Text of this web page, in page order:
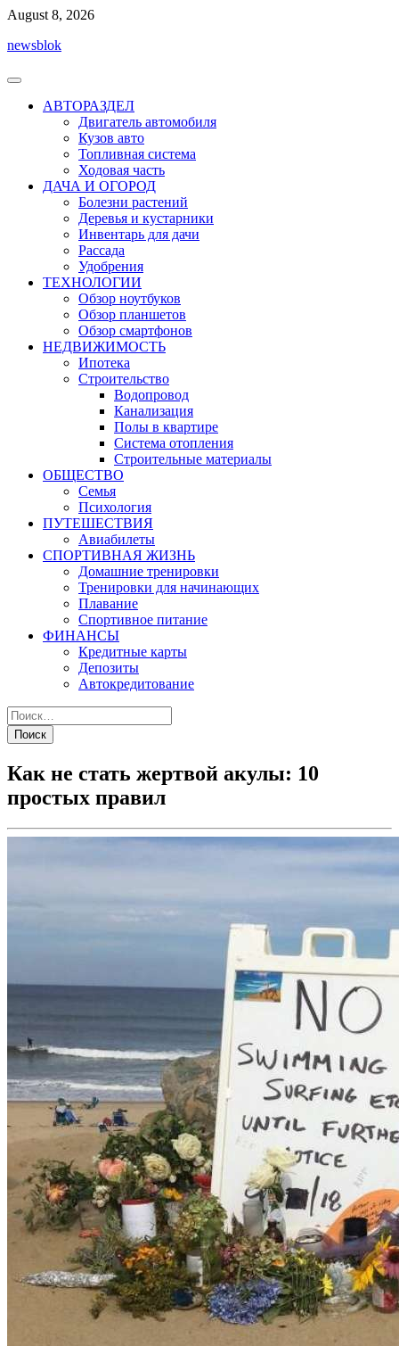
Перейти
содержимому
August 8, 2026
newsblok
АВТОРАЗДЕЛ
Двигатель автомобиля
Кузов авто
Топливная система
Ходовая часть
ДАЧА И ОГОРОД
Болезни растений
Деревья и кустарники
Инвентарь для дачи
Рассада
Удобрения
ТЕХНОЛОГИИ
Обзор ноутбуков
Обзор планшетов
Обзор смартфонов
НЕДВИЖИМОСТЬ
Ипотека
Строительство
Водопровод
Канализация
Полы в квартире
Система отопления
Строительные материалы
ОБЩЕСТВО
Семья
Психология
ПУТЕШЕСТВИЯ
Авиабилеты
СПОРТИВНАЯ ЖИЗНЬ
Домашние тренировки
Тренировки для начинающих
Плавание
Спортивное питание
ФИНАНСЫ
Кредитные карты
Депозиты
Автокредитование
Как не стать жертвой акулы: 10
простых правил